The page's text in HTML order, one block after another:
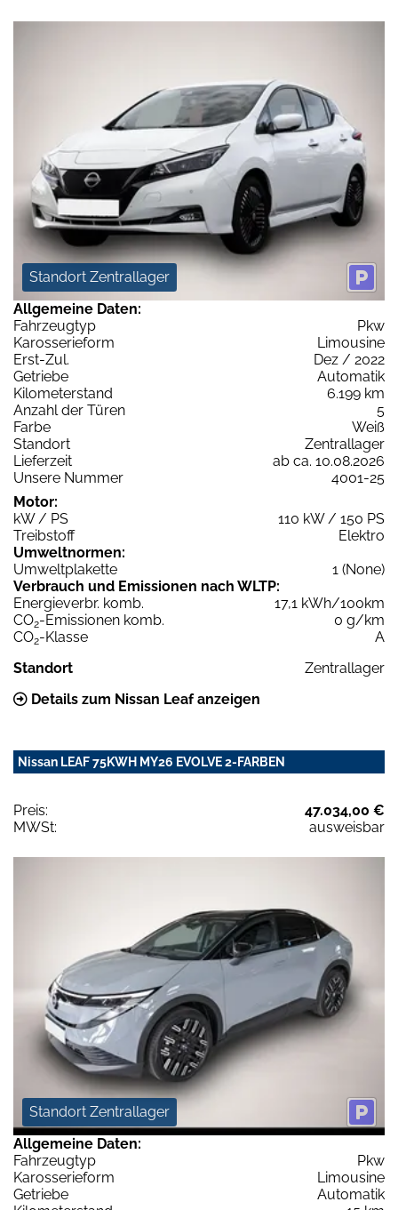
Standort Zentrallager
Allgemeine Daten:
Fahrzeugtyp
Pkw
Karosserieform
Limousine
Erst-Zul.
Dez / 2022
Getriebe
Automatik
Kilometerstand
6.199 km
Anzahl der Türen
5
Farbe
Weiß
Standort
Zentrallager
Lieferzeit
ab ca. 10.08.2026
Unsere Nummer
4001-25
Motor:
kW / PS
110 kW / 150 PS
Treibstoff
Elektro
Umweltnormen:
Umweltplakette
1 (None)
Verbrauch und Emissionen nach WLTP:
Energieverbr. komb.
17,1 kWh/100km
CO2-Emissionen komb.
0 g/km
CO2-Klasse
A
Standort
Zentrallager
Details zum Nissan Leaf anzeigen
Nissan LEAF 75KWH MY26 EVOLVE 2-FARBEN
Preis:
47.034,00 €
MWSt:
ausweisbar
Standort Zentrallager
Allgemeine Daten:
Fahrzeugtyp
Pkw
Karosserieform
Limousine
Getriebe
Automatik